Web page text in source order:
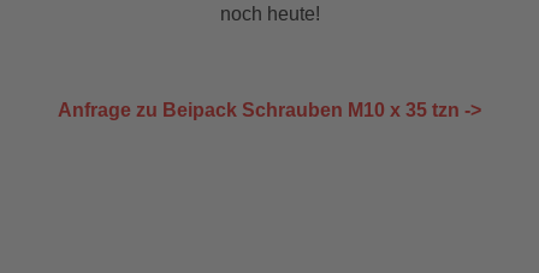
noch heute!
Anfrage zu Beipack Schrauben M10 x 35 tzn ->